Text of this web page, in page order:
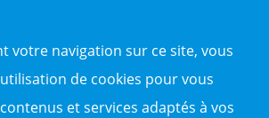
Agence
En savoir plus
votre navigation sur ce site, vous
de cookies pour vous
et services adaptés à vos